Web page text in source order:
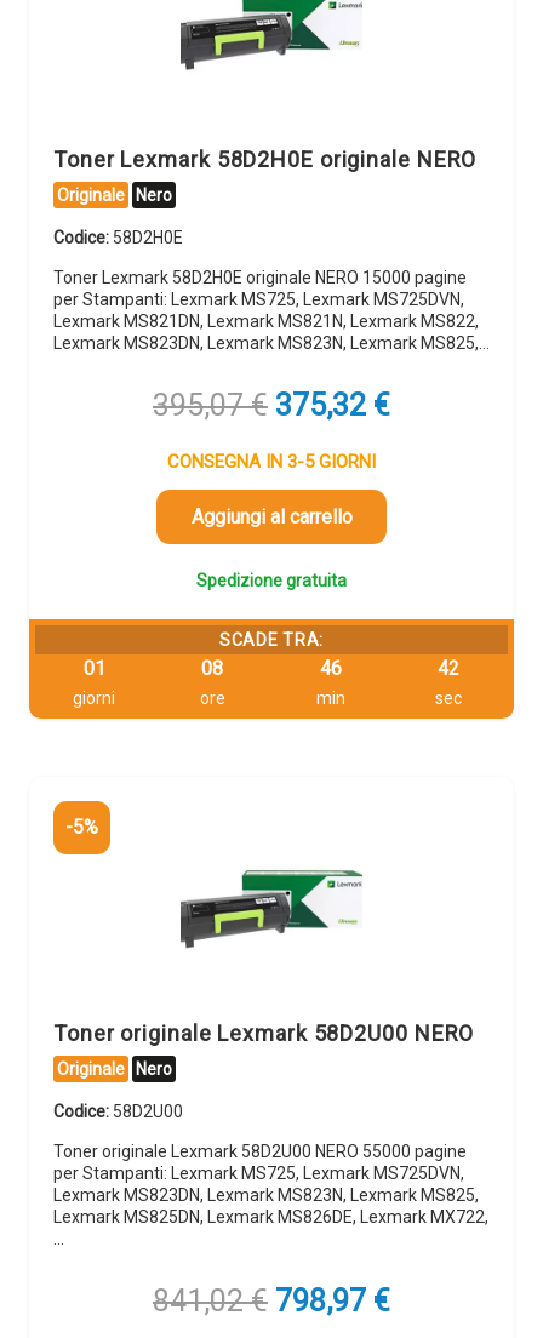
Toner Lexmark 58D2H0E originale NERO
Originale Nero
Codice: 58D2H0E
Toner Lexmark 58D2H0E originale NERO 15000 pagine
per Stampanti: Lexmark MS725, Lexmark MS725DVN,
Lexmark MS821DN, Lexmark MS821N, Lexmark MS822,
Lexmark MS823DN, Lexmark MS823N, Lexmark MS825,…
395,07€ Il
originale
era:
395,07 €.
375,32 €Il
CONSEGNA IN 3-5 GIORNI
Aggiungi al carrello
Spedizione gratuita
SCADE TRA:
01
giorni
08
ore
46
min
42
sec
-5%
Toner originale Lexmark 58D2U00 NERO
Originale Nero
Codice: 58D2U00
Toner originale Lexmark 58D2U00 NERO 55000 pagine
per Stampanti: Lexmark MS725, Lexmark MS725DVN,
Lexmark MS823DN, Lexmark MS823N, Lexmark MS825,
Lexmark MS825DN, Lexmark MS826DE, Lexmark MX722,
841,02€ Il
798,97 €Il